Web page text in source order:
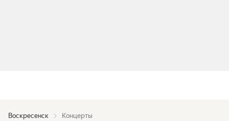
Воскресенск Концерты